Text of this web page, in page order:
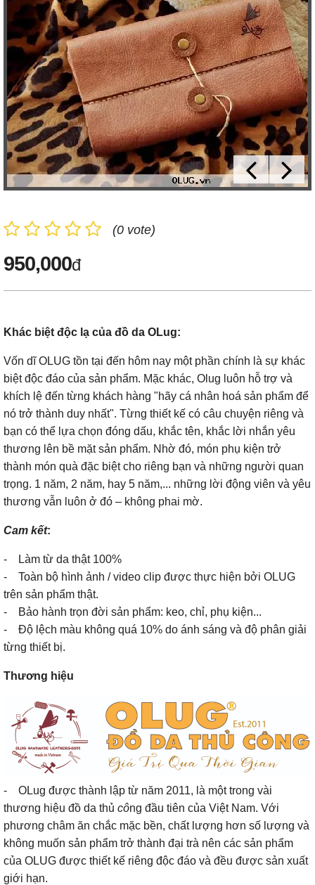
(0 vote)
950,000đ
Khác biệt độc lạ của đồ da OLug:
Vốn dĩ OLUG tồn tại đến hôm nay một phần chính là sự khác
biệt độc đáo của sản phẩm. Mặc khác, Olug luôn hỗ trợ và
khích lệ đến từng khách hàng "hãy cá nhân hoá sản phẩm để
nó trở thành duy nhất". Từng thiết kế có câu chuyện riêng và
bạn có thể lựa chọn đóng dấu, khắc tên, khắc lời nhắn yêu
thương lên bề mặt sản phẩm. Nhờ đó, món phụ kiện trở
thành món quà đặc biệt cho riêng bạn và những người quan
trọng. 1 năm, 2 năm, hay 5 năm,... những lời động viên và yêu
thương vẫn luôn ở đó – không phai mờ.
Cam kết:
- Làm từ da thật 100%
- Toàn bộ hình ảnh / video clip được thực hiện bởi OLUG
trên sản phẩm thật.
- Bảo hành trọn đời sản phẩm: keo, chỉ, phụ kiện...
- Độ lệch màu không quá 10% do ánh sáng và độ phân giải
từng thiết bị.
Thương hiệu
- OLug được thành lập từ năm 2011, là một trong vài
thương hiệu đồ da thủ công đầu tiên của Việt Nam. Với
phương châm ăn chắc mặc bền, chất lượng hơn số lượng và
không muốn sản phẩm trở thành đại trà nên các sản phẩm
của OLUG được thiết kế riêng độc đáo và đều được sản xuất
giới hạn.